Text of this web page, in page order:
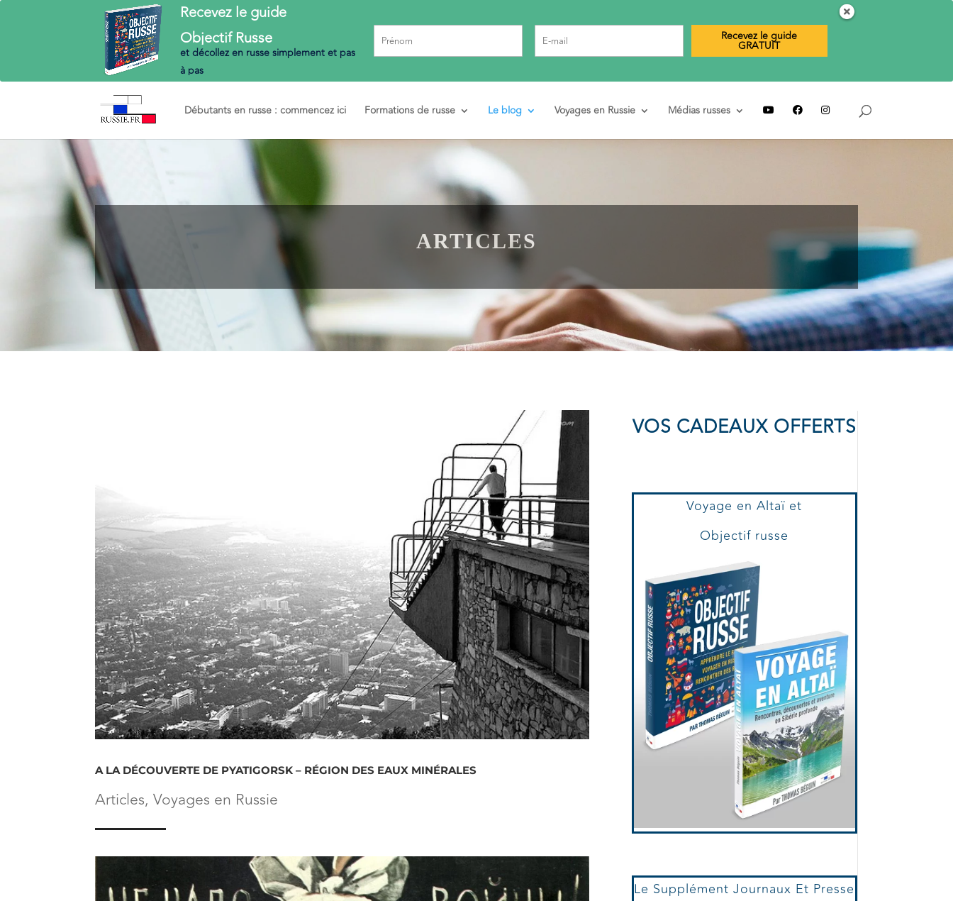
Débutants en russe : commencez ici Formations de russe Le blog Voyages en Russie Médias russes
ARTICLES
A LA DÉCOUVERTE DE PYATIGORSK – RÉGION DES EAUX MINÉRALES
Articles,Voyages en Russie
VOS CADEAUX OFFERTS
Voyage en Altaï et
Objectif russe
Le Supplément Journaux Et Presse
Recevez le guide
ObjectifRusse
et décollez en russesimplement et pas
à pas
Recevez le guide
GRATUIT